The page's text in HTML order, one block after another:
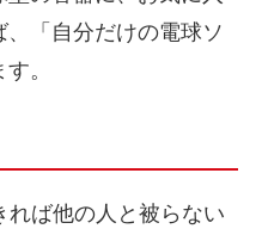
、「自分だけの電球ソ
。
れば他の人と被らない